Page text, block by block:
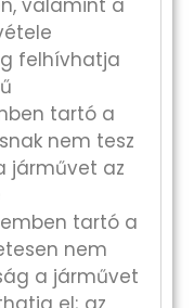
valamint a
felhívhatja
tartó a
nem tesz
járművet az
tartó a
nem
a járművet